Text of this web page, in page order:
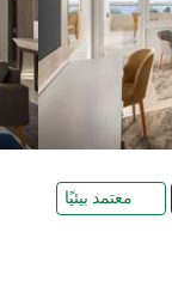
معتمد بيئيًا